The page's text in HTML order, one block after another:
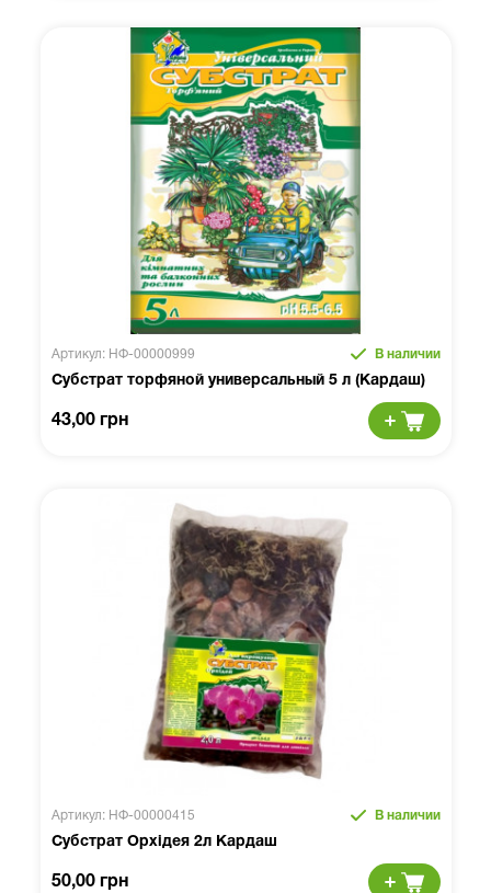
Артикул: НФ-00000999 В наличии
Субстрат торфяной универсальный 5 л (Кардаш)
43,00 грн
Артикул: НФ-00000415 В наличии
Субстрат Орхідея 2л Кардаш
50,00 грн